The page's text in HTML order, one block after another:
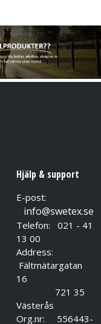
Hjälp & support
E-post:
info@swetex.se
Telefon: 021 - 41
13 00
Address:
Fältmätargatan
16
721 35
Västerås
Org.nr: 556443-